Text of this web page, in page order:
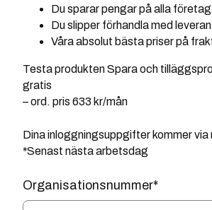
Du sparar pengar på alla
Du slipper förhandla med
Våra absolut bästa priser på
Testa produkten Spara och
gratis
– ord. pris 633 kr/mån
Dina inloggningsuppgifter kommer via
*Senast nästa arbetsdag
Organisationsnummer*